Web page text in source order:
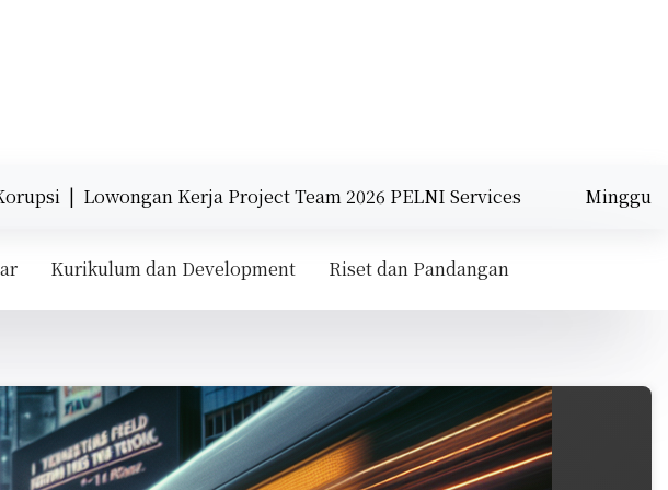
Lowongan Kerja Project Team 2026 PELNI Services |Strategi
Minggu
Kurikulum dan Development Riset dan Pandangan